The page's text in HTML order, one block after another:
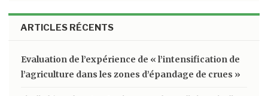
ARTICLES RÉCENTS
Evaluation de l’expérience de « l’intensification de
l’agriculture dans les zones d’épandage de crues »